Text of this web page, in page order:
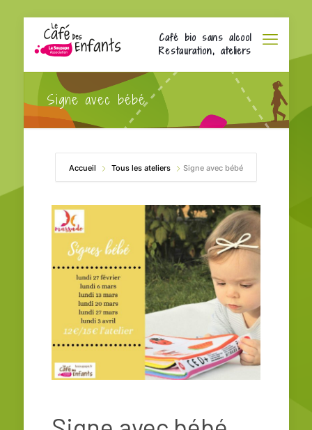
Café bio sans alcool
Restauration, ateliers
Signe avec bébé
Accueil Tous les ateliers Signe avec bébé